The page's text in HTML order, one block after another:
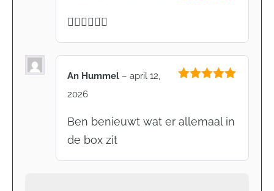
👍🏽👍🏽👍🏽
An Hummel – april 12,
2026
Ben benieuwt wat er allemaal in
de box zit